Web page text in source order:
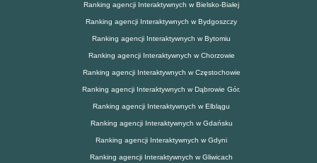
Ranking agencji Interaktywnych w Bielsko-Białej
Ranking agencji Interaktywnych w Bydgoszczy
Ranking agencji Interaktywnych w Bytomiu
Ranking agencji Interaktywnych w Chorzowie
Ranking agencji Interaktywnych w Częstochowie
Ranking agencji Interaktywnych w Dąbrowie Gór.
Ranking agencji Interaktywnych w Elblągu
Ranking agencji Interaktywnych w Gdańsku
Ranking agencji Interaktywnych w Gdyni
Ranking agencji Interaktywnych w Gliwicach